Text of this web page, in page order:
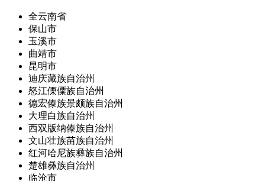
全云南省
保山市
玉溪市
曲靖市
昆明市
迪庆藏族自治州
怒江傈僳族自治州
德宏傣族景颇族自治州
大理白族自治州
西双版纳傣族自治州
文山壮族苗族自治州
红河哈尼族彝族自治州
楚雄彝族自治州
临沧市